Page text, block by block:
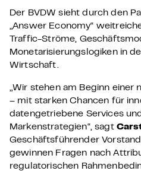
Der BVDW sieht durch den
„Answer Economy“
Traffic-Ströme,
Monetarisierungslogiken in
Wirtschaft.
„Wir stehen am Beginn einer
– mit starken Chancen für
datengetriebene Services
Markenstrategien“, sagt
Geschäftsführender
gewinnen Fragen nach
regulatorischen